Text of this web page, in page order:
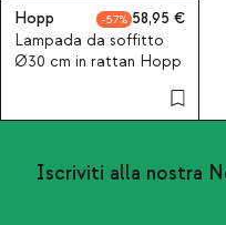
Hopp 57
58,95
Lampada da soffitto
Ø30 cm in rattan Hopp
Iscriviti alla nostra